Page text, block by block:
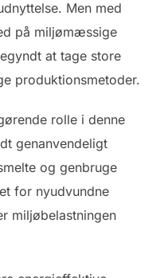
Men med
på miljømæssige
at tage store
produktionsmetoder.
rolle i denne
genanvendeligt
og genbruge
for nyudvundne
miljøbelastningen